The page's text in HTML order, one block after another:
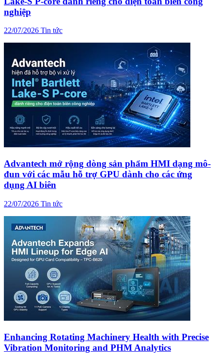
nghiệp
22/07/2026 Tin tức
Advantech mở rộng dòng sản phẩm HMI dạng mô-
đun với các mẫu hỗ trợ GPU dành cho các ứng
dụng AI biên
22/07/2026 Tin tức
Enhancing Rotating Machinery Health with Precise
Vibration Monitoring and PHM Analytics